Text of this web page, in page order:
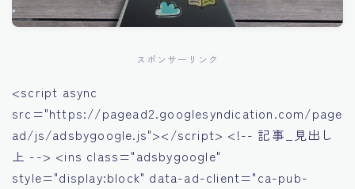
スポンサーリンク
<script async
src="https://pagead2.googlesyndication.com/page
ad/js/adsbygoogle.js"></script> <!-- 記事_見出し
上 --> <ins class="adsbygoogle"
style="display:block" data-ad-client="ca-pub-